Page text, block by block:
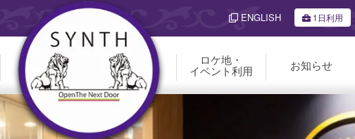
ENGLISH 1日利用
ロケ地・
イベント利用 お知らせ